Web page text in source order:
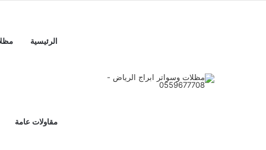
الرئيسية
مقاولات عامة